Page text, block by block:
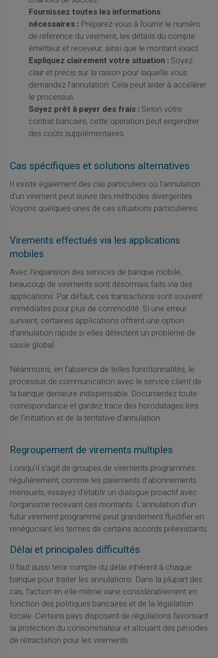
Fournissez toutes les informations
nécessaires : Préparez-vous à fournir le numéro
de référence du virement, les détails du compte
émetteur et receveur, ainsi que le montant exact.
Expliquez clairement votre situation : Soyez
clair et précis sur la raison pour laquelle vous
demandez l’annulation. Cela peut aider à accélérer
le processus.
Soyez prêt à payer des frais : Selon votre
contrat bancaire, cette opération peut engendrer
des coûts supplémentaires.
Cas spécifiques et solutions alternatives
Il existe également des cas particuliers où l'annulation
d'un virement peut suivre des méthodes divergentes.
Voyons quelques-unes de ces situations particulières.
Virements effectués via les applications
mobiles
Avec l'expansion des services de banque mobile,
beaucoup de virements sont désormais faits via des
applications. Par défaut, ces transactions sont souvent
immédiates pour plus de commodité. Si une erreur
survient, certaines applications offrent une option
d'annulation rapide si elles détectent un problème de
saisie global.
Néanmoins, en l’absence de telles fonctionnalités, le
processus de communication avec le service client de
la banque demeure indispensable. Documentez toute
correspondance et gardez trace des horodatages lors
de l’initiation et de la tentative d’annulation.
Regroupement de virements multiples
Lorsqu'il s'agit de groupes de virements programmés
régulièrement, comme les paiements d'abonnements
mensuels, essayez d'établir un dialogue proactif avec
l’organisme recevant ces montants. L’annulation d’un
futur virement programmé peut grandement fluidifier en
renégociant les termes de certains accords préexistants.
Délai et principales difficultés
Il faut aussi tenir compte du délai inhérent à chaque
banque pour traiter les annulations. Dans la plupart des
cas, l’action en elle-même varie considérablement en
fonction des politiques bancaires et de la législation
locale. Certains pays disposent de régulations favorisant
la protection du consommateur et allouant des périodes
de rétractation pour les virements.